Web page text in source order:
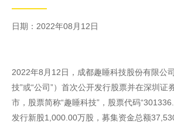
日期：2022年08月12日
2022年8月12日，成都趣睡科技股份有限公
技”或“公司”）首次公开发行股票并在深圳证
市，股票简称“趣睡科技”，股票代码
发行新股1,000.00万股，募集资金总额